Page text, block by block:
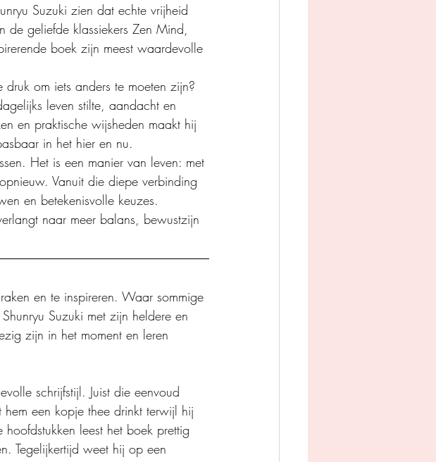
Suzuki zien dat echte vrijheid
geliefde klassiekers Zen Mind,
boek zijn meest waardevolle
om iets anders te moeten zijn?
leven stilte, aandacht en
en praktische wijsheden maakt hij
in het hier en nu.
Het is een manier van leven: met
Vanuit die diepe verbinding
en betekenisvolle keuzes.
naar meer balans, bewustzijn
en te inspireren. Waar sommige
Suzuki met zijn heldere en
zijn in het moment en leren
schrijfstijl. Juist die eenvoud
een kopje thee drinkt terwijl hij
leest het boek prettig
Tegelijkertijd weet hij op een